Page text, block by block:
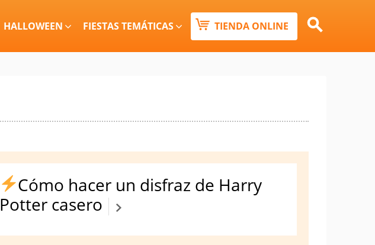
HALLOWEEN FIESTAS TEMÁTICAS TIENDA ONLINE Buscar:
Cómo hacer un disfraz de Harry
Potter casero